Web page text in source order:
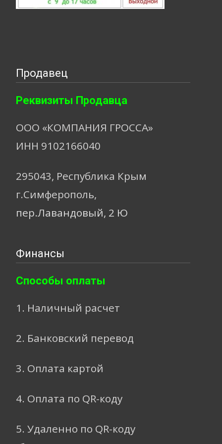
Продавец
Реквизиты Продавца
ООО «КОМПАНИЯ ГРОССА»
ИНН 9102166040
295043, Республика Крым
г.Симферополь,
пер.Лавандовый, 2 Ю
Финансы
Способы оплаты
1. Наличный расчет
2. Банковский перевод
3. Оплата картой
4. Оплата по QR-коду
5. Удаленно по QR-коду